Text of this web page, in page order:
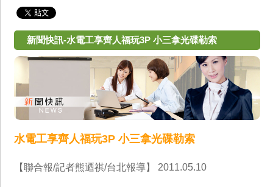
新聞快訊-水電工享齊人福玩3P 小三拿光碟勒索
水電工享齊人福玩3P 小三拿光碟勒索
【聯合報/記者熊迺祺/台北報導】 2011.05.10